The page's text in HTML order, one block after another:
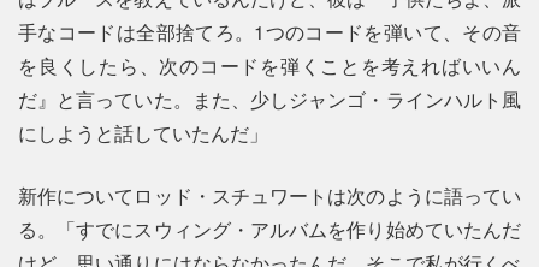
手なコードは全部捨てろ。1つのコードを弾いて、その音
を良くしたら、次のコードを弾くことを考えればいいん
だ』と言っていた。また、少しジャンゴ・ラインハルト風
にしようと話していたんだ」
新作についてロッド・スチュワートは次のように語ってい
る。「すでにスウィング・アルバムを作り始めていたんだ